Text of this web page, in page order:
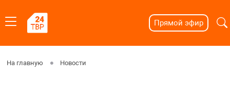
Прямой эфир
На главную Новости